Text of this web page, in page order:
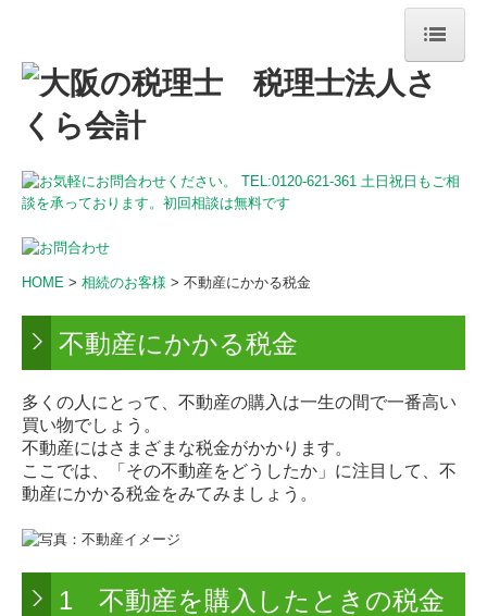
HOME
事務所紹介
法人・個人事業主のお客様
採用情報
HOME > 相続のお客様 > 不動産にかかる税金
不動産にかかる税金
多くの人にとって、不動産の購入は一生の間で一番高い
買い物でしょう。
不動産にはさまざまな税金がかかります。
ここでは、「その不動産をどうしたか」に注目して、不
動産にかかる税金をみてみましょう。
1 不動産を購入したときの税金